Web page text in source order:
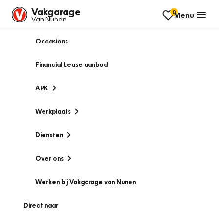
Vakgarage
Van Nunen
0Menu
Occasions
Financial Lease aanbod
APK
Werkplaats
Diensten
Over ons
Werken bij Vakgarage van Nunen
Direct naar